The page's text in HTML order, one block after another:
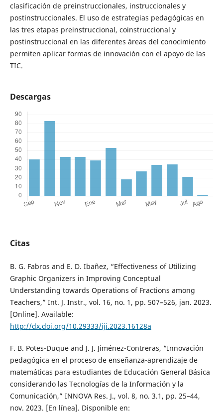
clasificación de preinstruccionales, instruccionales y
postinstruccionales. El uso de estrategias pedagógicas en
las tres etapas preinstruccional, coinstruccional y
postinstruccional en las diferentes áreas del conocimiento
permiten aplicar formas de innovación con el apoyo de las
TIC.
Descargas
Citas
B. G. Fabros and E. D. Ibañez, “Effectiveness of Utilizing
Graphic Organizers in Improving Conceptual
Understanding towards Operations of Fractions among
Teachers,” Int. J. Instr., vol. 16, no. 1, pp. 507–526, jan. 2023.
[Online]. Available:
http://dx.doi.org/10.29333/iji.2023.16128a
F. B. Potes-Duque and J. J. Jiménez-Contreras, “Innovación
pedagógica en el proceso de enseñanza-aprendizaje de
matemáticas para estudiantes de Educación General Básica
considerando las Tecnologías de la Información y la
Comunicación,” INNOVA Res. J., vol. 8, no. 3.1, pp. 25–44,
nov. 2023. [En línea]. Disponible en: